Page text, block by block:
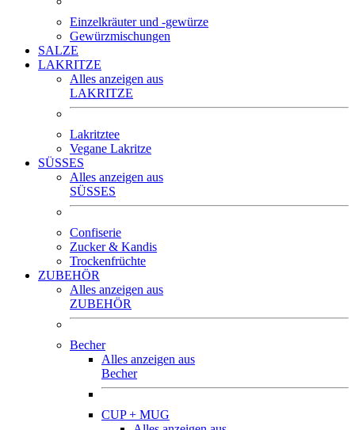
Einzelkräuter und -gewürze
Gewürzmischungen
SALZE
LAKRITZE
Alles anzeigen aus
LAKRITZE
Lakritztee
Vegane Lakritze
SÜSSES
Alles anzeigen aus
SÜSSES
Confiserie
Zucker & Kandis
Trockenfrüchte
ZUBEHÖR
Alles anzeigen aus
ZUBEHÖR
Becher
Alles anzeigen aus
Becher
CUP + MUG